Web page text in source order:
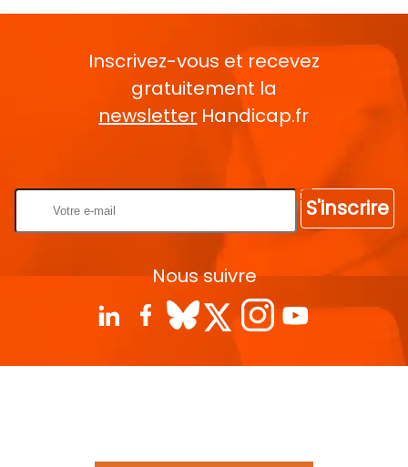
Inscrivez-vous et recevez
gratuitement la
newsletter Handicap.fr
S'inscrire
Nous suivre